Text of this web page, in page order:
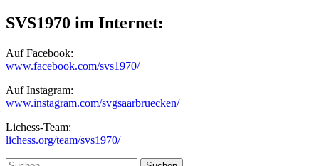
SVS1970 im Internet:
Auf Facebook:
www.facebook.com/svs1970/
Auf Instagram:
www.instagram.com/svgsaarbruecken/
Lichess-Team:
lichess.org/team/svs1970/